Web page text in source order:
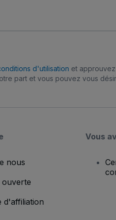
d'utilisation et
part et vous pouvez vous
nous
ouverte
d'affiliation
Vous